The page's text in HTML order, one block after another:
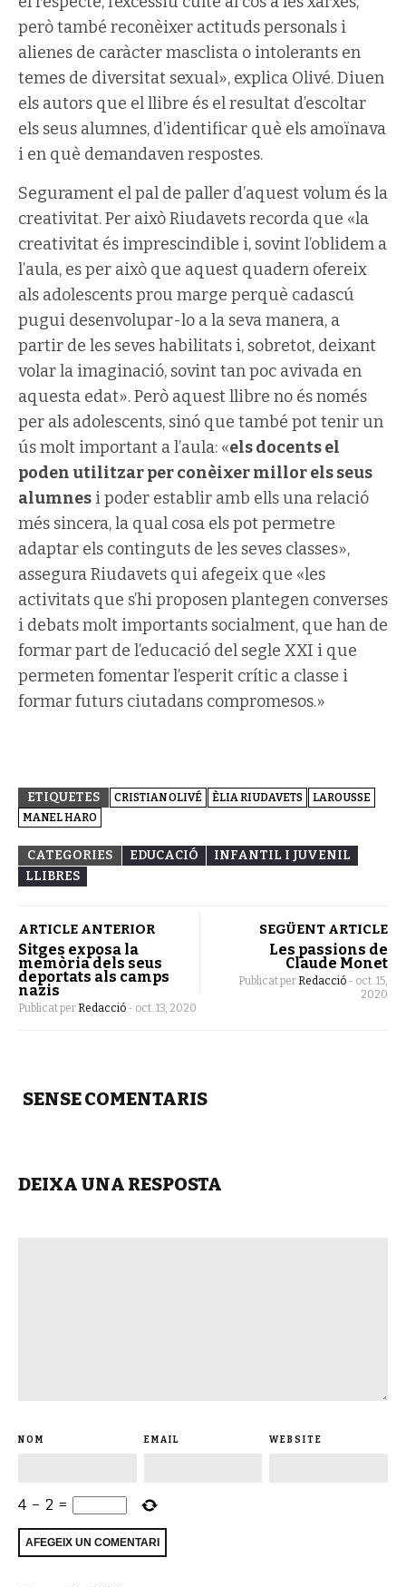
però també reconèixer actituds personals i
alienes de caràcter masclista o intolerants en
temes de diversitat sexual», explica Olivé. Diuen
els autors que el llibre és el resultat d’escoltar
els seus alumnes, d’identificar què els amoïnava
i en què demandaven respostes.
Segurament el pal de paller d’aquest volum és la
creativitat. Per això Riudavets recorda que «la
creativitat és imprescindible i, sovint l’oblidem a
l’aula, es per això que aquest quadern ofereix
als adolescents prou marge perquè cadascú
pugui desenvolupar-lo a la seva manera, a
partir de les seves habilitats i, sobretot, deixant
volar la imaginació, sovint tan poc avivada en
aquesta edat». Però aquest llibre no és només
per als adolescents, sinó que també pot tenir un
ús molt important a l’aula: «els docents el
poden utilitzar per conèixer millor els seus
alumnes i poder establir amb ells una relació
més sincera, la qual cosa els pot permetre
adaptar els continguts de les seves classes»,
assegura Riudavets qui afegeix que «les
activitats que s’hi proposen plantegen converses
i debats molt importants socialment, que han de
formar part de l’educació del segle XXI i que
permeten fomentar l’esperit crític a classe i
formar futurs ciutadans compromesos.»
ETIQUETES CRISTIAN OLIVÉ ÈLIA RIUDAVETS
LAROUSSE
MANEL HARO
CATEGORIES EDUCACIÓ
INFANTIL I JUVENIL
LLIBRES
ARTICLE ANTERIOR
Sitges exposa la
memòria dels seus
deportats als camps
nazis
Publicat per Redacció - oct. 13, 2020
SEGÜENT ARTICLE
Les passions de
Claude Monet
Publicat per Redacció - oct. 15,
2020
SENSE COMENTARIS
DEIXA UNA RESPOSTA
NOM EMAIL WEBSITE
4 − 2 =